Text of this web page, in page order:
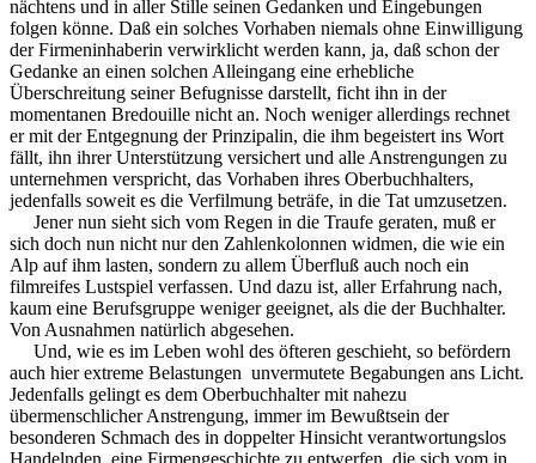
nächtens und in aller Stille seinen Gedanken und Eingebungen
folgen könne. Daß ein solches Vorhaben niemals ohne Einwilligung
der Firmeninhaberin verwirklicht werden kann, ja, daß schon der
Gedanke an einen solchen Alleingang eine erhebliche
Überschreitung seiner Befugnisse darstellt, ficht ihn in der
momentanen Bredouille nicht an. Noch weniger allerdings rechnet
er mit der Entgegnung der Prinzipalin, die ihm begeistert ins Wort
fällt, ihn ihrer Unterstützung versichert und alle Anstrengungen zu
unternehmen verspricht, das Vorhaben ihres Oberbuchhalters,
jedenfalls soweit es die Verfilmung beträfe, in die Tat umzusetzen.
Jener nun sieht sich vom Regen in die Traufe geraten, muß er
sich doch nun nicht nur den Zahlenkolonnen widmen, die wie ein
Alp auf ihm lasten, sondern zu allem Überfluß auch noch ein
filmreifes Lustspiel verfassen. Und dazu ist, aller Erfahrung nach,
kaum eine Berufsgruppe weniger geeignet, als die der Buchhalter.
Von Ausnahmen natürlich abgesehen.
Und, wie es im Leben wohl des öfteren geschieht, so befördern
auch hier extreme Belastungen unvermutete Begabungen ans Licht.
Jedenfalls gelingt es dem Oberbuchhalter mit nahezu
übermenschlicher Anstrengung, immer im Bewußtsein der
besonderen Schmach des in doppelter Hinsicht verantwortungslos